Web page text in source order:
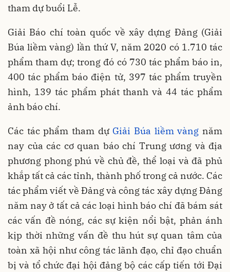
tham dự buổi Lễ.
Giải Báo chí toàn quốc về xây dựng Đảng (Giải
Búa liềm vàng) lần thứ V, năm 2020 có 1.710 tác
phẩm tham dự; trong đó có 730 tác phẩm báo in,
400 tác phẩm báo điện tử, 397 tác phẩm truyền
hình, 139 tác phẩm phát thanh và 44 tác phẩm
ảnh báo chí.
Các tác phẩm tham dự Giải Búa liềm vàng năm
nay của các cơ quan báo chí Trung ương và địa
phương phong phú về chủ đề, thể loại và đã phủ
khắp tất cả các tỉnh, thành phố trong cả nước. Các
tác phẩm viết về Đảng và công tác xây dựng Đảng
năm nay ở tất cả các loại hình báo chí đã bám sát
các vấn đề nóng, các sự kiện nổi bật, phản ánh
kịp thời những vấn đề thu hút sự quan tâm của
toàn xã hội như công tác lãnh đạo, chỉ đạo chuẩn
bị và tổ chức đại hội đảng bộ các cấp tiến tới Đại